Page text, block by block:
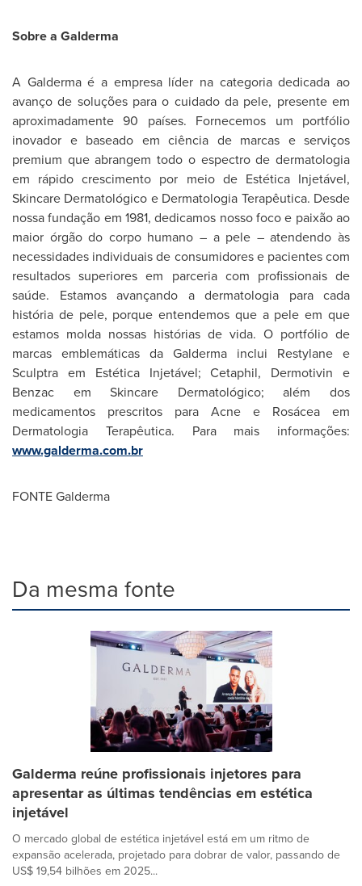
Sobre a Galderma
A Galderma é a empresa líder na categoria dedicada ao
avanço de soluções para o cuidado da pele, presente em
aproximadamente 90 países. Fornecemos um portfólio
inovador e baseado em ciência de marcas e serviços
premium que abrangem todo o espectro de dermatologia
em rápido crescimento por meio de Estética Injetável,
Skincare Dermatológico e Dermatologia Terapêutica. Desde
nossa fundação em 1981, dedicamos nosso foco e paixão ao
maior órgão do corpo humano – a pele – atendendo às
necessidades individuais de consumidores e pacientes com
resultados superiores em parceria com profissionais de
saúde. Estamos avançando a dermatologia para cada
história de pele, porque entendemos que a pele em que
estamos molda nossas histórias de vida. O portfólio de
marcas emblemáticas da Galderma inclui Restylane e
Sculptra em Estética Injetável; Cetaphil, Dermotivin e
Benzac em Skincare Dermatológico; além dos
medicamentos prescritos para Acne e Rosácea em
Dermatologia Terapêutica. Para mais informações:
www.galderma.com.br
FONTE Galderma
Da mesma fonte
Galderma reúne profissionais injetores para
apresentar as últimas tendências em estética
injetável
O mercado global de estética injetável está em um ritmo de
expansão acelerada, projetado para dobrar de valor, passando de
US$ 19,54 bilhões em 2025...